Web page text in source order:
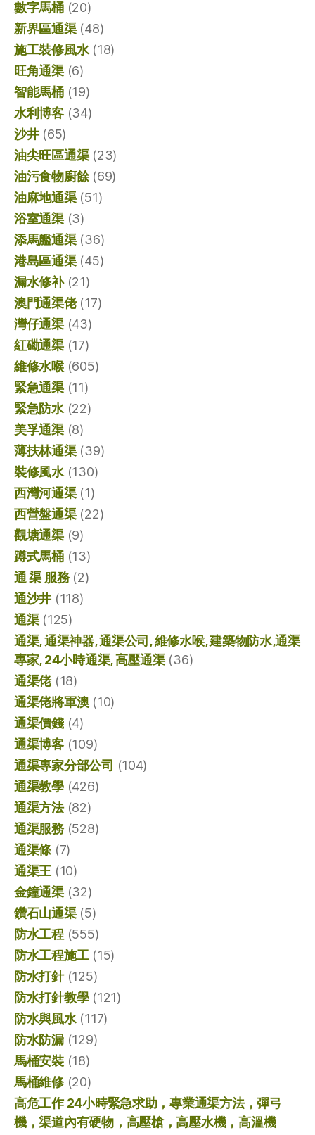
數字馬桶(20)
新界區通渠(48)
施工裝修風水(18)
旺角通渠(6)
智能馬桶(19)
水利博客(34)
沙井(65)
油尖旺區通渠(23)
油污食物廚餘(69)
油麻地通渠(51)
浴室通渠(3)
添馬艦通渠(36)
港島區通渠(45)
漏水修补(21)
澳門通渠佬(17)
灣仔通渠(43)
紅磡通渠(17)
維修水喉(605)
緊急通渠(11)
緊急防水(22)
美孚通渠(8)
薄扶林通渠(39)
裝修風水(130)
西灣河通渠(1)
西營盤通渠(22)
觀塘通渠(9)
蹲式馬桶(13)
通 渠 服務(2)
通沙井 (118)
通渠(125)
通渠, 通渠神器, 通渠公司, 維修水喉, 建築物防水,通渠
專家, 24小時通渠, 高壓通渠(36)
通渠佬(18)
通渠佬將軍澳(10)
通渠價錢(4)
通渠博客(109)
通渠專家分部公司 (104)
通渠教學(426)
通渠方法(82)
通渠服務(528)
通渠條 (7)
通渠王 (10)
金鐘通渠(32)
鑽石山通渠(5)
防水工程(555)
防水工程施工(15)
防水打針(125)
防水打針教學(121)
防水與風水(117)
防水防漏(129)
馬桶安裝(18)
馬桶維修(20)
高危工作 24小時緊急求助，專業通渠方法，彈弓
機，渠道內有硬物，高壓槍，高壓水機，高溫機